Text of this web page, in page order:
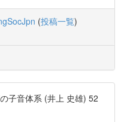
(投稿一覧)
子音体系 (井上 史雄) 52